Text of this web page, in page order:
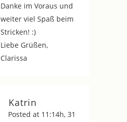
Danke im Voraus und
weiter viel Spaß beim
Stricken! :)
Liebe Grüßen,
Clarissa
Katrin
Posted at 11:14h, 31